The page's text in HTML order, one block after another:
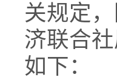
关规定
济联合
如下：